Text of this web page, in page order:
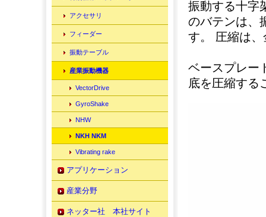
アクセサリ
フィーダー
振動テーブル
産業振動機器
VectorDrive
GyroShake
NHW
NKH NKM
Vibrating rake
アプリケーション
産業分野
ネッター社 本社サイト
振動する十字
のバテンは、
す。 圧縮は
ベースプレー
底を圧縮する